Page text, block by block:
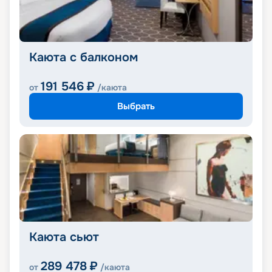
Каюта с балконом
от 191 546 ₽ /каюта
Выбрать
Каюта сьют
от 289 478 ₽ /каюта